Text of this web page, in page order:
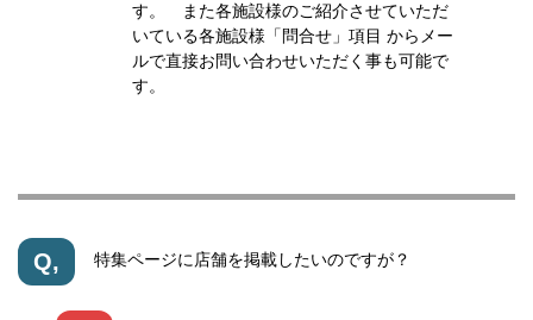
す。 また各施設様のご紹介させていただ
いている各施設様「問合せ」項目 からメー
ルで直接お問い合わせいただく事も可能で
す。
Q, 特集ページに店舗を掲載したいのですが？